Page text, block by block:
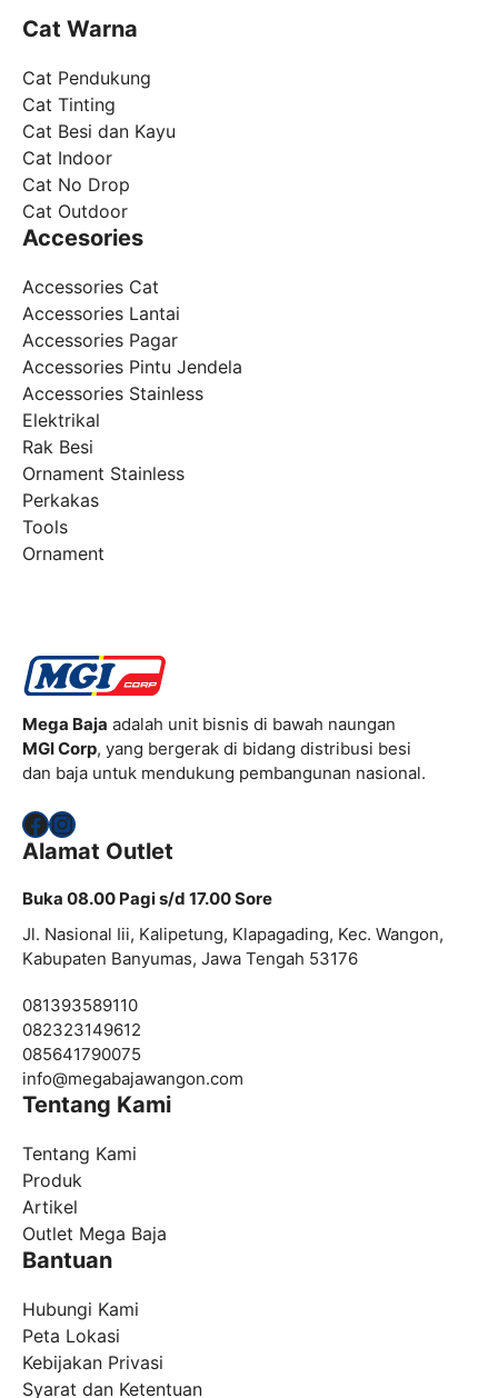
Cat Warna
Cat Pendukung
Cat Tinting
Cat Besi dan Kayu
Cat Indoor
Cat No Drop
Cat Outdoor
Accesories
Accessories Cat
Accessories Lantai
Accessories Pagar
Accessories Pintu Jendela
Accessories Stainless
Elektrikal
Rak Besi
Ornament Stainless
Perkakas
Tools
Ornament
Mega Baja adalah unit bisnis di bawah naungan
MGI Corp, yang bergerak di bidang distribusi besi
dan baja untuk mendukung pembangunan nasional.
Facebook
Instagram
Alamat Outlet
Buka 08.00 Pagi s/d 17.00 Sore
Jl. Nasional Iii, Kalipetung, Klapagading, Kec. Wangon,
Kabupaten Banyumas, Jawa Tengah 53176
081393589110
082323149612
085641790075
info@megabajawangon.com
Tentang Kami
Tentang Kami
Produk
Artikel
Outlet Mega Baja
Bantuan
Hubungi Kami
Peta Lokasi
Kebijakan Privasi
Syarat dan Ketentuan